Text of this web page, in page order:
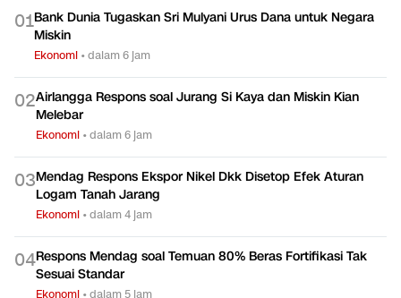
01Bank Dunia Tugaskan Sri Mulyani Urus Dana untuk Negara
Miskin
Ekonomi •dalam 6 jam
02Airlangga Respons soal Jurang Si Kaya dan Miskin Kian
Melebar
Ekonomi •dalam 6 jam
03Mendag Respons Ekspor Nikel Dkk Disetop Efek Aturan
Logam Tanah Jarang
Ekonomi •dalam 4 jam
04Respons Mendag soal Temuan 80% Beras Fortifikasi Tak
Sesuai Standar
Ekonomi •dalam 5 jam